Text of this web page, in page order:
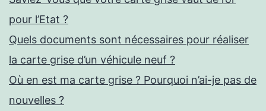
pour l’Etat ?
Quels documents sont nécessaires pour réaliser
la carte grise d’un véhicule neuf ?
Où en est ma carte grise ? Pourquoi n’ai-je pas de
nouvelles ?